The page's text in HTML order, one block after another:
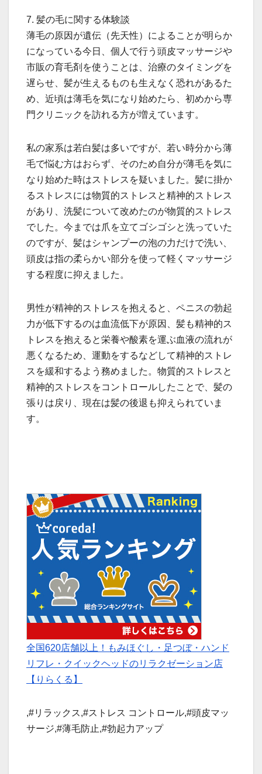
7. 髪の毛に関する体験談
薄毛の原因が遺伝（先天性）によることが明らか
になっている今日、個人で行う頭皮マッサージや
市販の育毛剤を使うことは、治療のタイミングを
遅らせ、髪が生えるものも生えなく恐れがあるた
め、近頃は薄毛を気になり始めたら、初めから専
門クリニックを訪れる方が増えています。
私の家系は若白髪は多いですが、若い時分から薄
毛で悩む方はおらず、そのため自分が薄毛を気に
なり始めた時はストレスを疑いました。髪に掛か
るストレスには物質的ストレスと精神的ストレス
があり、洗髪について改めたのが物質的ストレス
でした。今までは爪を立てゴシゴシと洗っていた
のですが、髪はシャンプーの泡の力だけで洗い、
頭皮は指の柔らかい部分を使って軽くマッサージ
する程度に抑えました。
男性が精神的ストレスを抱えると、ペニスの勃起
力が低下するのは血流低下が原因、髪も精神的ス
トレスを抱えると栄養や酸素を運ぶ血液の流れが
悪くなるため、運動をするなどして精神的ストレ
スを緩和するよう務めました。物質的ストレスと
精神的ストレスをコントロールしたことで、髪の
張りは戻り、現在は髪の後退も抑えられていま
す。
全国620店舗以上！もみほぐし・足つぼ・ハンド
リフレ・クイックヘッドのリラクゼーション店
【りらくる】
,#リラックス,#ストレス コントロール,#頭皮マッ
サージ,#薄毛防止,#勃起力アップ